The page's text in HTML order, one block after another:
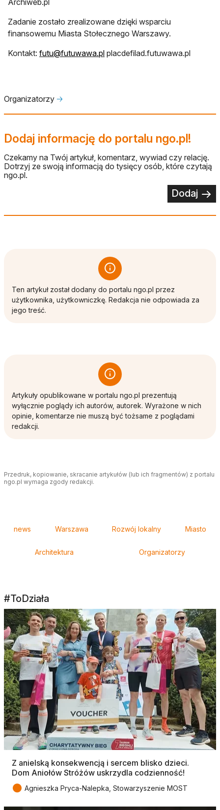
Archiweb.pl
Zadanie zostało zrealizowane dzięki wsparciu
finansowemu Miasta Stołecznego Warszawy.
Kontakt: futu@futuwawa.pl placdefilad.futuwawa.pl
Organizatorzy 🡢
Dodaj informację do portalu ngo.pl!
Czekamy na Twój artykuł, komentarz, wywiad czy relację.
Dotrzyj ze swoją informacją do tysięcy osób, które czytają
ngo.pl.
Dodaj
Ten artykuł został dodany do portalu ngo.pl przez
użytkownika, użytkowniczkę. Redakcja nie odpowiada za
jego treść.
Artykuły opublikowane w portalu ngo.pl prezentują
wyłącznie poglądy ich autorów, autorek. Wyrażone w nich
opinie, komentarze nie muszą być tożsame z poglądami
redakcji.
Przedruk, kopiowanie, skracanie artykułów (lub ich fragmentów) z portalu
ngo.pl wymaga zgody redakcji.
news Warszawa Rozwój lokalny Miasto
Architektura Organizatorzy
#ToDziała
Z anielską konsekwencją i sercem blisko dzieci.
Dom Aniołów Stróżów uskrzydla codzienność!
● Agnieszka Pryca-Nalepka, Stowarzyszenie MOST